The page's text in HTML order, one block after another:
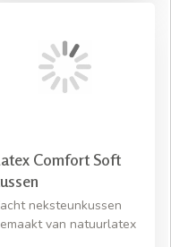
Comfort Soft
neksteunkussen
van natuurlatex